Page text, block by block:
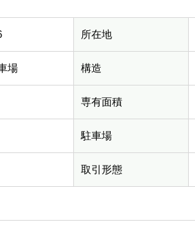
所在地
場 構造
専有面積
駐車場
取引形態